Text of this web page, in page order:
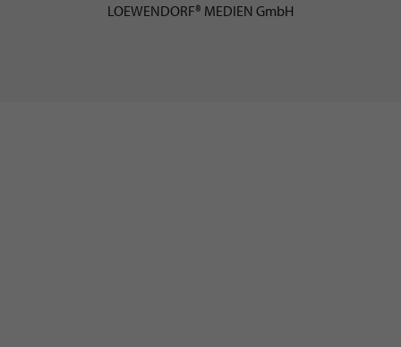
LOEWENDORF® MEDIEN GmbH